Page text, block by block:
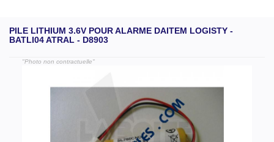
PILE LITHIUM 3.6V POUR ALARME DAITEM LOGISTY -
BATLI04 ATRAL - D8903
"Photo non contractuelle"